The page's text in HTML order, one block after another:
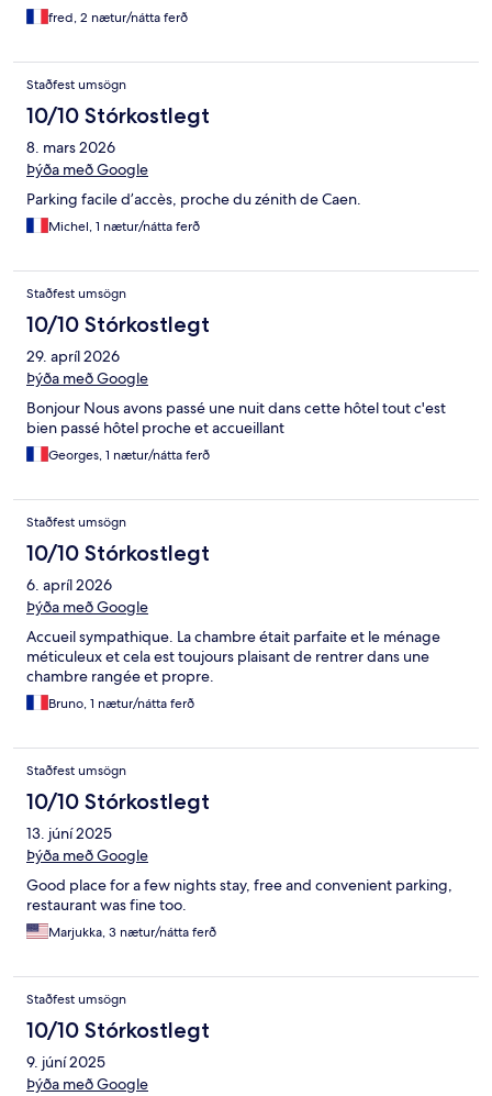
fred, 2 nætur/nátta ferð
Staðfest umsögn
10/10 Stórkostlegt
8. mars 2026
Þýða með Google
Parking facile d’accès, proche du zénith de Caen.
Michel, 1 nætur/nátta ferð
Staðfest umsögn
10/10 Stórkostlegt
29. apríl 2026
Þýða með Google
Bonjour Nous avons passé une nuit dans cette hôtel tout c'est
bien passé hôtel proche et accueillant
Georges, 1 nætur/nátta ferð
Staðfest umsögn
10/10 Stórkostlegt
6. apríl 2026
Þýða með Google
Accueil sympathique. La chambre était parfaite et le ménage
méticuleux et cela est toujours plaisant de rentrer dans une
chambre rangée et propre.
Bruno, 1 nætur/nátta ferð
Staðfest umsögn
10/10 Stórkostlegt
13. júní 2025
Þýða með Google
Good place for a few nights stay, free and convenient parking,
restaurant was fine too.
Marjukka, 3 nætur/nátta ferð
Staðfest umsögn
10/10 Stórkostlegt
9. júní 2025
Þýða með Google